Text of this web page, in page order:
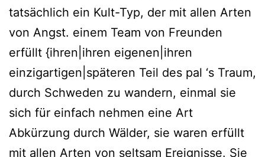
tatsächlich ein Kult-Typ, der mit allen Arten
von Angst. einem Team von Freunden
erfüllt {ihren|ihren eigenen|ihren
einzigartigen|späteren Teil des pal ‘s Traum,
durch Schweden zu wandern, einmal sie
sich für einfach nehmen eine Art
Abkürzung durch Wälder, sie waren erfüllt
mit allen Arten von seltsam Ereignisse. Sie